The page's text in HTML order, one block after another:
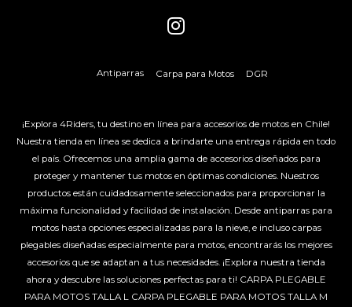
Antiparras Carpa para Motos DGR
¡Explora 4Riders, tu destino en línea para accesorios de motos en Chile!
Nuestra tienda en línea se dedica a brindarte una entrega rápida en todo
el país. Ofrecemos una amplia gama de accesorios diseñados para
proteger y mantener tus motos en óptimas condiciones. Nuestros
productos están cuidadosamente seleccionados para proporcionar la
máxima funcionalidad y facilidad de instalación. Desde antiparras para
motos hasta opciones especializadas para la nieve, e incluso carpas
plegables diseñadas especialmente para motos, encontrarás los mejores
accesorios que se adaptan a tus necesidades. ¡Explora nuestra tienda
ahora y descubre las soluciones perfectas para ti! CARPA PLEGABLE
PARA MOTOS TALLA L CARPA PLEGABLE PARA MOTOS TALLA M